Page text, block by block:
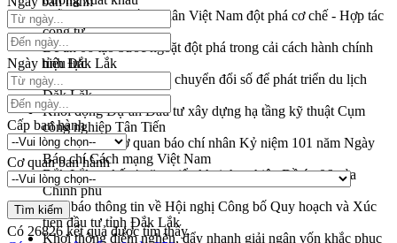
Diễn đàn Kinh tế tư nhân Việt Nam đột phá cơ chế - Hợp tác
công tư
Đề án 06 tạo bước ngoặt đột phá trong cải cách hành chính
tỉnh Đắk Lắk
Kết nối tour, đẩy mạnh chuyển đổi số để phát triển du lịch
Đắk Lắk
Khởi động Dự án Đầu tư xây dựng hạ tầng kỹ thuật Cụm
công nghiệp Tân Tiến
Gặp mặt các cơ quan báo chí nhân Kỷ niệm 101 năm Ngày
Báo chí Cách mạng Việt Nam
Đắk Lắk sơ kết 4 năm triển khai thực hiện Đề án 06 của
Chính phủ
Họp báo thông tin về Hội nghị Công bố Quy hoạch và Xúc
tiến đầu tư tỉnh Đắk Lắk
Khơi thông điểm nghẽn, đẩy nhanh giải ngân vốn khắc phục
Ngày hiệu lực
Cấp ban hành
Cơ quan ban hành
Có 26826kết quả được tìm thấy